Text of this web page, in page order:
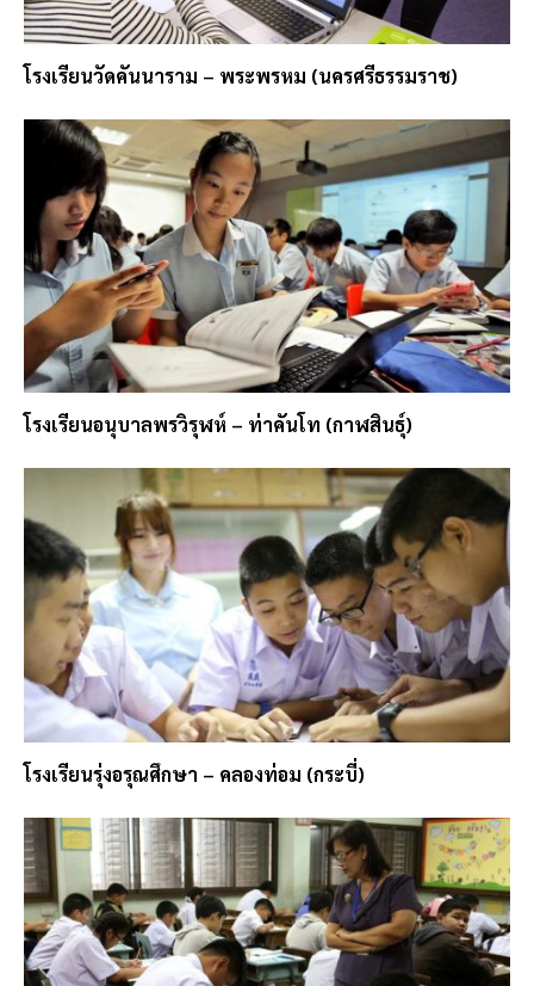
โรงเรียนวัดคันนาราม – พระพรหม (นครศรีธรรมราช)
โรงเรียนอนุบาลพรวิรุฬห์ – ท่าคันโท (กาฬสินธุ์)
โรงเรียนรุ่งอรุณศึกษา – คลองท่อม (กระบี่)